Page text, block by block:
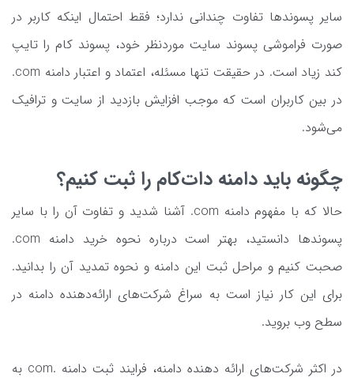
سایر پسوندها تفاوت چندانی ندارد؛ فقط احتمال اینکه کاربر در
صورت فراموشی پسوند سایت موردنظر خود، پسوند کام را تایپ
کند زیاد است. در حقیقت تنها مسئله، اعتماد و اعتبار دامنه com.
در بین کاربران است که موجب افزایش بازدید از سایت و ترافیک
می‌شود.
چگونه باید دامنه دات‌کام را ثبت کنیم؟
حالا که با مفهوم دامنه com. آشنا شدید و تفاوت آن را با سایر
پسوندها دانستید، بهتر است درباره نحوه خرید دامنه com.
صحبت کنیم و مراحل ثبت این دامنه و نحوه تمدید آن را بدانید.
برای این کار نیاز است به سراغ شرکت‌های ارائه‌دهنده دامنه در
سطح وب بروید.
در اکثر شرکت‌های ارائه دهنده دامنه، فرایند ثبت دامنه .com به